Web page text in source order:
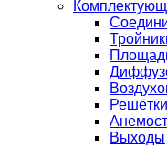
Решётки
Выходы